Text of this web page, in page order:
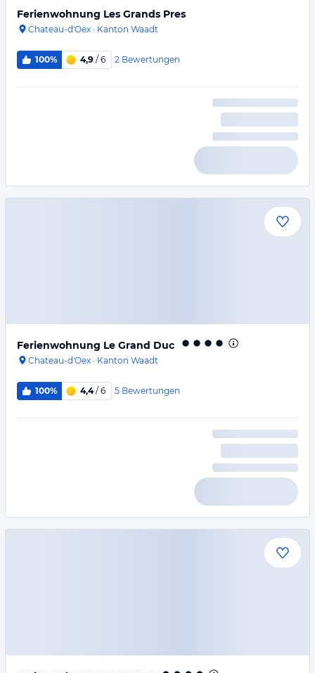
Ferienwohnung Les Grands Pres
Chateau-d'Oex · Kanton Waadt
100% 4,9 / 6 2 Bewertungen
Ferienwohnung Le Grand Duc
Chateau-d'Oex · Kanton Waadt
100% 4,4/ 6 5 Bewertungen